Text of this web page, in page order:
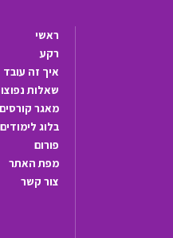
ראשי
רקע
איך זה עובד
שאלות
מאגר קורסים
בלוג לימודים
פורום
מפת האתר
צור קשר